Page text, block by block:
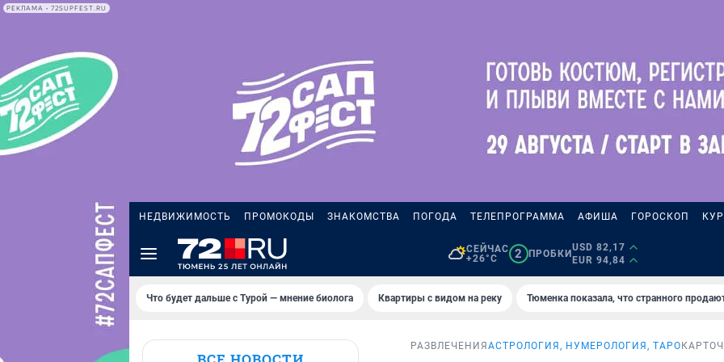
РЕКЛАМА • 72SUPFEST.RU
НЕДВИЖИМОСТЬ ПРОМОКОДЫ ЗНАКОМСТВА ПОГОДА ТЕЛЕПРОГРАММА АФИША ГОРОСКОП
СЕЙЧАС
+26°C
2 ПРОБКИ
USD 82,17
EUR 94,84
Что будет дальше с Турой — мнение биолога Квартиры с видом на реку Тюменка показала, что странного
РАЗВЛЕЧЕНИЯ АСТРОЛОГИЯ, НУМЕРОЛОГИЯ, ТАРО